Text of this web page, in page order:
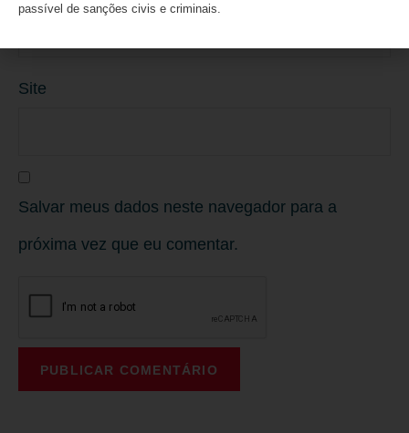
Site
Salvar meus dados neste navegador para a
próxima vez que eu comentar.
passível de sanções civis e criminais.